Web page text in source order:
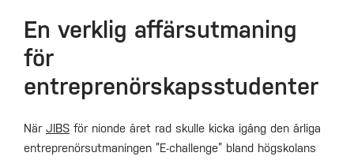
En verklig affärsutmaning
för
entreprenörskapsstudenter
När JIBS för nionde året rad skulle kicka igång den årliga
entreprenörsutmaningen ”E-challenge” bland högskolans